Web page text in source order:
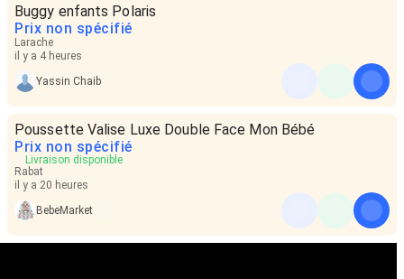
Buggy enfants Polaris
Prix non spécifié
Larache
il y a 4 heures
Yassin Chaib
Poussette Valise Luxe Double Face Mon Bébé
Prix non spécifié
Livraison disponible
Rabat
il y a 20 heures
BebeMarket